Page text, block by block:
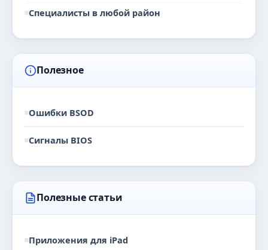
Специалисты в любой район
Полезное
Ошибки BSOD
Сигналы BIOS
Полезные статьи
Приложения для iPad